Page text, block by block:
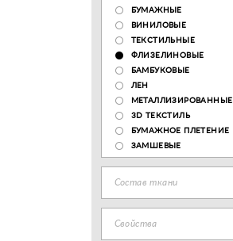
БУМАЖНЫЕ
ВИНИЛОВЫЕ
ТЕКСТИЛЬНЫЕ
ФЛИЗЕЛИНОВЫЕ
БАМБУКОВЫЕ
ЛЕН
МЕТАЛЛИЗИРОВАННЫЕ
3D ТЕКСТИЛЬ
БУМАЖНОЕ ПЛЕТЕНИЕ
ЗАМШЕВЫЕ
Состав ткани
Свойства